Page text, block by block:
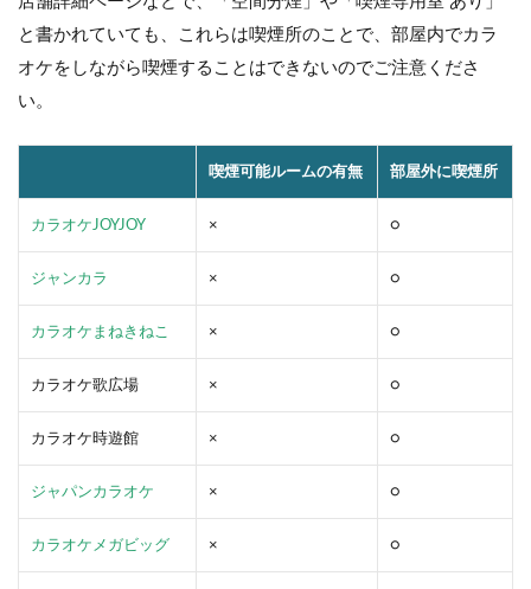
と書かれていても、これらは喫煙所のことで、部屋内でカラ
オケをしながら喫煙することはできないのでご注意くださ
い。
喫煙可能ルームの有無 部屋外に喫煙所
カラオケJOYJOY × ○
ジャンカラ × ○
カラオケまねきねこ × ○
カラオケ歌広場 × ○
カラオケ時遊館 × ○
ジャパンカラオケ × ○
カラオケメガビッグ × ○